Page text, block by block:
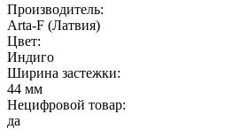
Производитель:
Arta-F (Латвия)
Цвет:
Индиго
Ширина застежки:
44 мм
Нецифровой товар:
да